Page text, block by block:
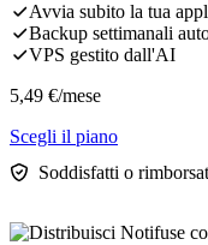
Avvia subito la tua
Backup settimanali
VPS gestito dall'AI
5,49 €/mese
Scegli il piano
Soddisfatti o